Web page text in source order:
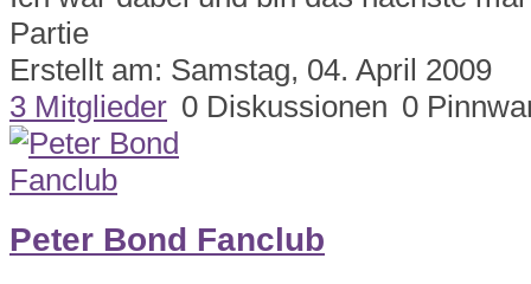
Partie
Erstellt am: Samstag, 04. April 2009
3 Mitglieder 0 Diskussionen 0
Peter Bond Fanclub